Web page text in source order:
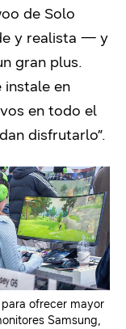
de Solo
y realista — y
gran plus.
instale en
en todo el
disfrutarlo”.
ofrecer mayor
Samsung,